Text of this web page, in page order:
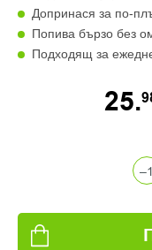
Допринася за по-
Попива бързо без
Подходящ за
25.